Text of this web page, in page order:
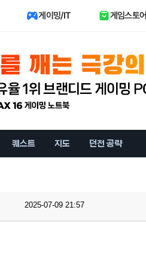
게이밍/IT 게임스토어
퀘스트 지도 던전 공략
2025-07-09 21:57